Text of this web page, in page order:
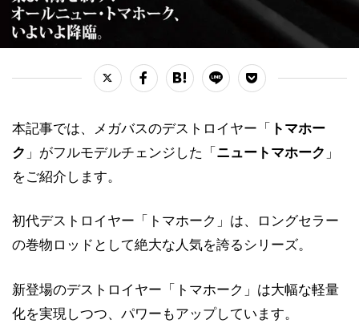
本記事では、メガバスのデストロイヤー「 トマホー
ク 」がフルモデルチェンジした「ニュートマホーク 」
をご紹介します。
初代デストロイヤー「トマホーク」は、ロングセラー
の巻物ロッドとして絶大な人気を誇るシリーズ。
新登場のデストロイヤー「トマホーク」は大幅な軽量
化を実現しつつ、パワーもアップしています。